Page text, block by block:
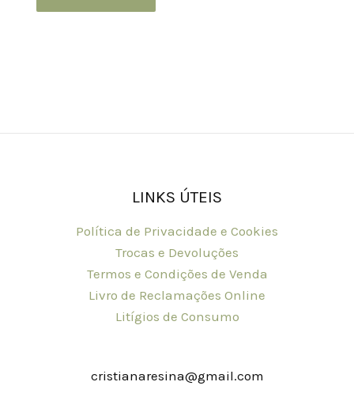
LINKS ÚTEIS
Política de Privacidade e Cookies
Trocas e Devoluções
Termos e Condições de Venda
Livro de Reclamações Online
Litígios de Consumo
cristianaresina@gmail.com